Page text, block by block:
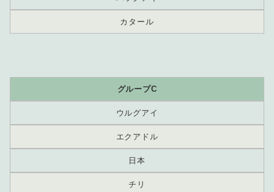
カタール
グループC
ウルグアイ
エクアドル
日本
チリ